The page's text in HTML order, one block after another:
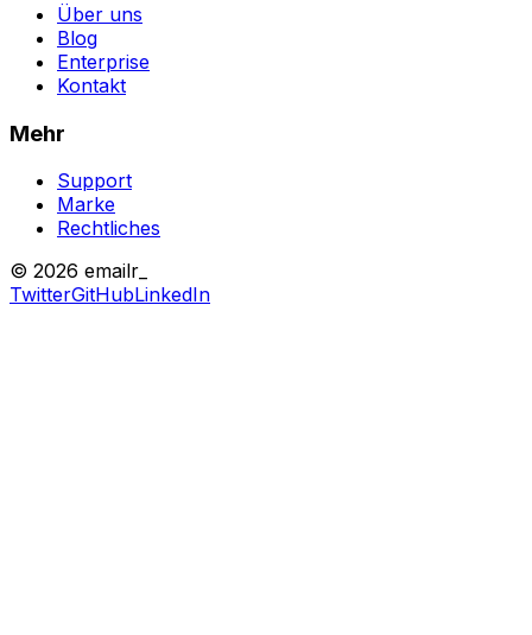
Über uns
Blog
Enterprise
Kontakt
Mehr
Support
Marke
Rechtliches
© 2026 emailr_
TwitterGitHubLinkedIn